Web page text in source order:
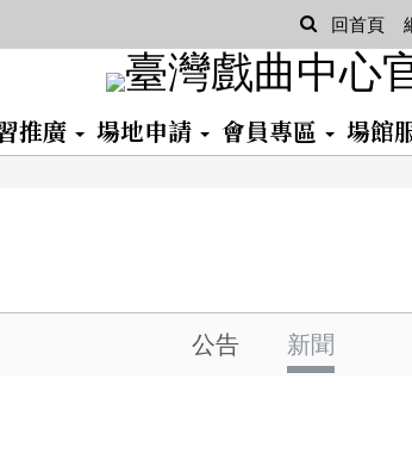
查
詢
回首頁
推廣 場地申請 會員專區 場館
公告 新聞